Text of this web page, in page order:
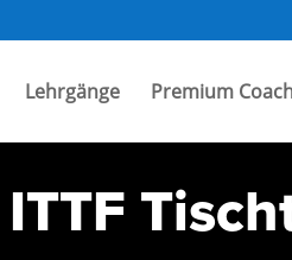
Lehrgänge Premium
ITTF